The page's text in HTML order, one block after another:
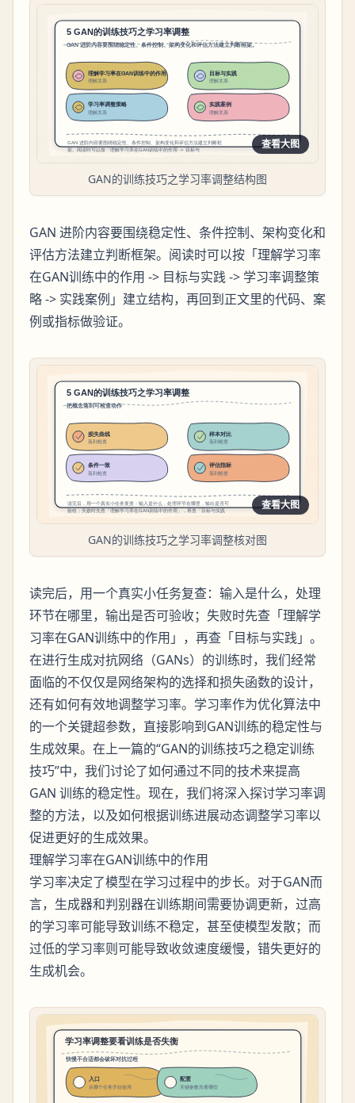
查看大图
GAN的训练技巧之学习率调整结构图
GAN 进阶内容要围绕稳定性、条件控制、架构变化和
评估方法建立判断框架。阅读时可以按「理解学习率
在GAN训练中的作用 -> 目标与实践 -> 学习率调整策
略 -> 实践案例」建立结构，再回到正文里的代码、案
例或指标做验证。
查看大图
GAN的训练技巧之学习率调整核对图
读完后，用一个真实小任务复查：输入是什么，处理
环节在哪里，输出是否可验收；失败时先查「理解学
习率在GAN训练中的作用」，再查「目标与实践」。
在进行生成对抗网络（GANs）的训练时，我们经常
面临的不仅仅是网络架构的选择和损失函数的设计，
还有如何有效地调整学习率。学习率作为优化算法中
的一个关键超参数，直接影响到GAN训练的稳定性与
生成效果。在上一篇的“GAN的训练技巧之稳定训练
技巧”中，我们讨论了如何通过不同的技术来提高
GAN 训练的稳定性。现在，我们将深入探讨学习率调
整的方法，以及如何根据训练进展动态调整学习率以
促进更好的生成效果。
理解学习率在GAN训练中的作用
学习率决定了模型在学习过程中的步长。对于GAN而
言，生成器和判别器在训练期间需要协调更新，过高
的学习率可能导致训练不稳定，甚至使模型发散；而
过低的学习率则可能导致收敛速度缓慢，错失更好的
生成机会。